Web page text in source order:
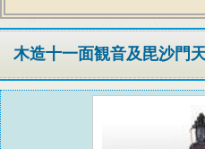
木造十一面観音及毘沙門